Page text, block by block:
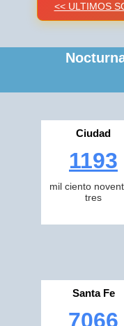
<< ULTIMOS
Ciudad
1193
mil ciento
tres
Santa Fe
7066